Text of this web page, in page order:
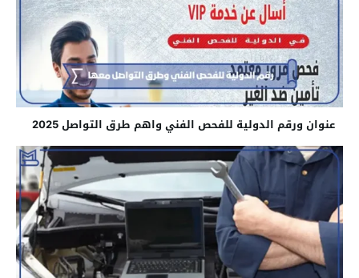
عنوان ورقم الدولية للفحص الفني واهم طرق التواصل 2025